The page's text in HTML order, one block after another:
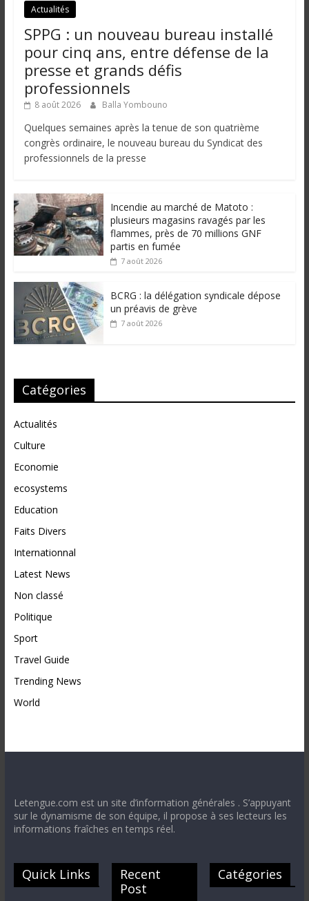
Actualités
SPPG : un nouveau bureau installé
pour cinq ans, entre défense de la
presse et grands défis
professionnels
8 août 2026 Balla Yombouno
Quelques semaines après la tenue de son quatrième
congrès ordinaire, le nouveau bureau du Syndicat des
professionnels de la presse
Incendie au marché de Matoto :
plusieurs magasins ravagés par les
flammes, près de 70 millions GNF
partis en fumée
7 août 2026
BCRG : la délégation syndicale dépose
un préavis de grève
7 août 2026
Catégories
Actualités
Culture
Economie
ecosystems
Education
Faits Divers
Internationnal
Latest News
Non classé
Politique
Sport
Travel Guide
Trending News
World
Letengue.com est un site d’information générales . S’appuyant
sur le dynamisme de son équipe, il propose à ses lecteurs les
informations fraîches en temps réel.
Quick Links
Recent
Post
Catégories